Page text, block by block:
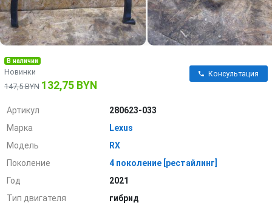
В наличии
Новинки
147,5 BYN 132,75 BYN
Консультация
Артикул
280623-033
Марка
Lexus
Модель
RX
Поколение
4 поколение [рестайлинг]
Год
2021
Тип двигателя
гибрид